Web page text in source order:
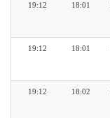
18:01
19:12
18:01
19:12
18:02
19:12